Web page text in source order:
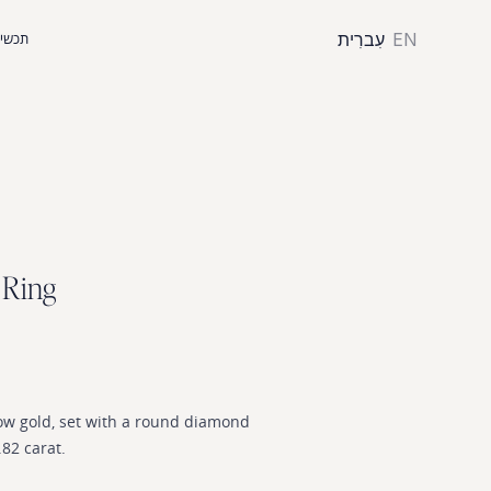
EN עִברִית
Ring
gold, set with a round diamond
carat.